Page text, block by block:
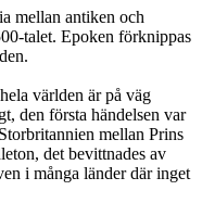
mellan antiken och
talet. Epoken förknippas
världen är på väg
den första händelsen var
mellan Prins
det bevittnades av
i många länder där inget